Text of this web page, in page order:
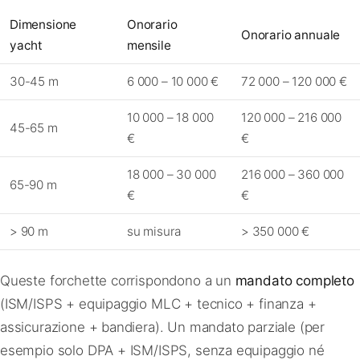
Dimensione
yacht
Onorario
mensile
Onorario annuale
30-45 m 6 000 – 10 000 € 72 000 – 120 000 €
45-65 m
10 000 – 18 000
€
120 000 – 216 000
€
65-90 m
18 000 – 30 000
€
216 000 – 360 000
€
> 90 m su misura > 350 000 €
Queste forchette corrispondono a un mandato completo
(ISM/ISPS + equipaggio MLC + tecnico + finanza +
assicurazione + bandiera). Un mandato parziale (per
esempio solo DPA + ISM/ISPS, senza equipaggio né